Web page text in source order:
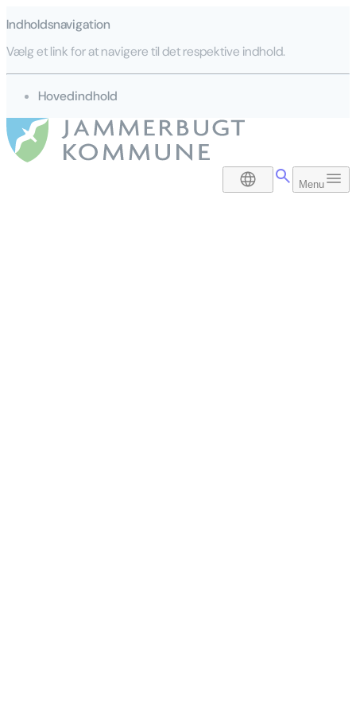
Indholdsnavigation
Vælg et link for at navigere til det respektive indhold.
gå til
Hovedindhold
DA Menu